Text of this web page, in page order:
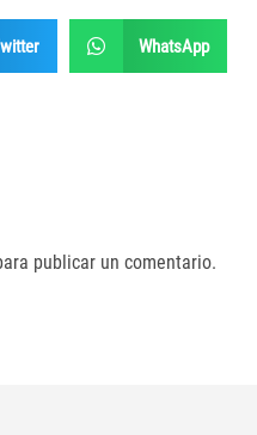
WhatsApp
publicar un comentario.